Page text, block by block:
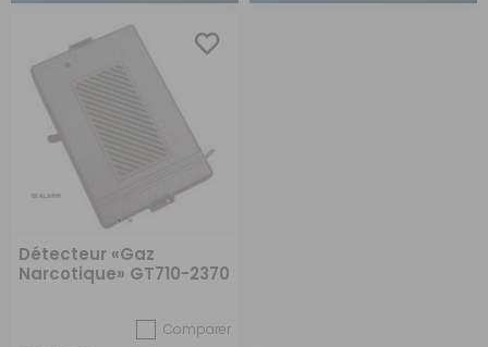
Détecteur «Gaz
Narcotique» GT710-2370
Comparer